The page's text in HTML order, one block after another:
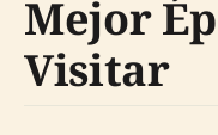
Mejor
Visitar